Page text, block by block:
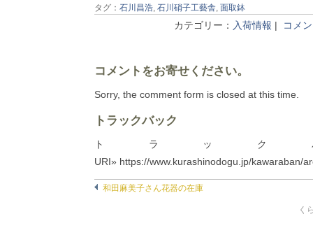
タグ： 石川昌浩 石川硝子工藝舎 面取鉢
カテゴリー： 入荷情報 | コメ
コメントをお寄せください。
Sorry, the comment form is closed at this time.
トラックバック
トラック
URI» https://www.kurashinodogu.jp/kawaraban/
和田麻美子さん花器の在庫
く